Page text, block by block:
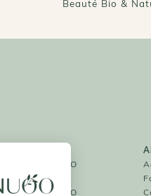
Beauté Bio &
- PRO
Beauté
beauté NUOO